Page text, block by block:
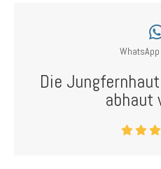
Die
abhaut